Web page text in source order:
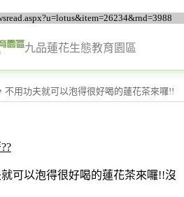
九品蓮花生態教育園區
不用功夫就可以泡得很好喝的蓮花茶來囉!!
可以泡得很好喝的蓮花茶來囉!!沒